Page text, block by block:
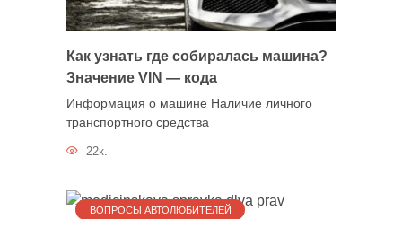
Как узнать где собиралась машина?
Значение VIN — кода
Информация о машине Наличие личного
транспортного средства
22к.
ВОПРОСЫ АВТОЛЮБИТЕЛЕЙ